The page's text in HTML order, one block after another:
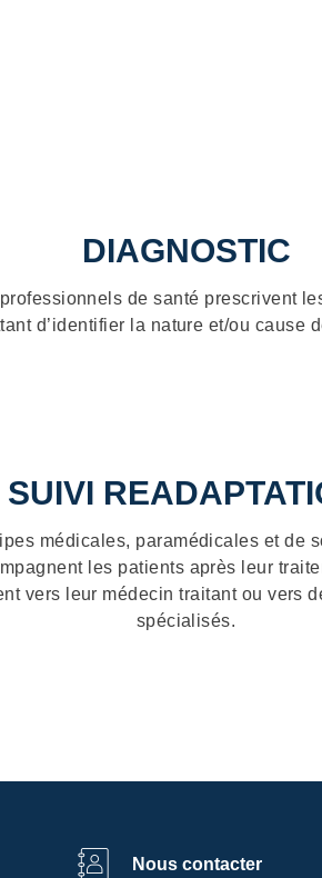
pour
DIAGNOSTIC
de santé prescrivent
d’identifier la nature et/ou cause
SUIVI
médicales, paramédicales et de
les patients après leur
vers leur médecin traitant ou vers
spécialisés.
Nous contacter